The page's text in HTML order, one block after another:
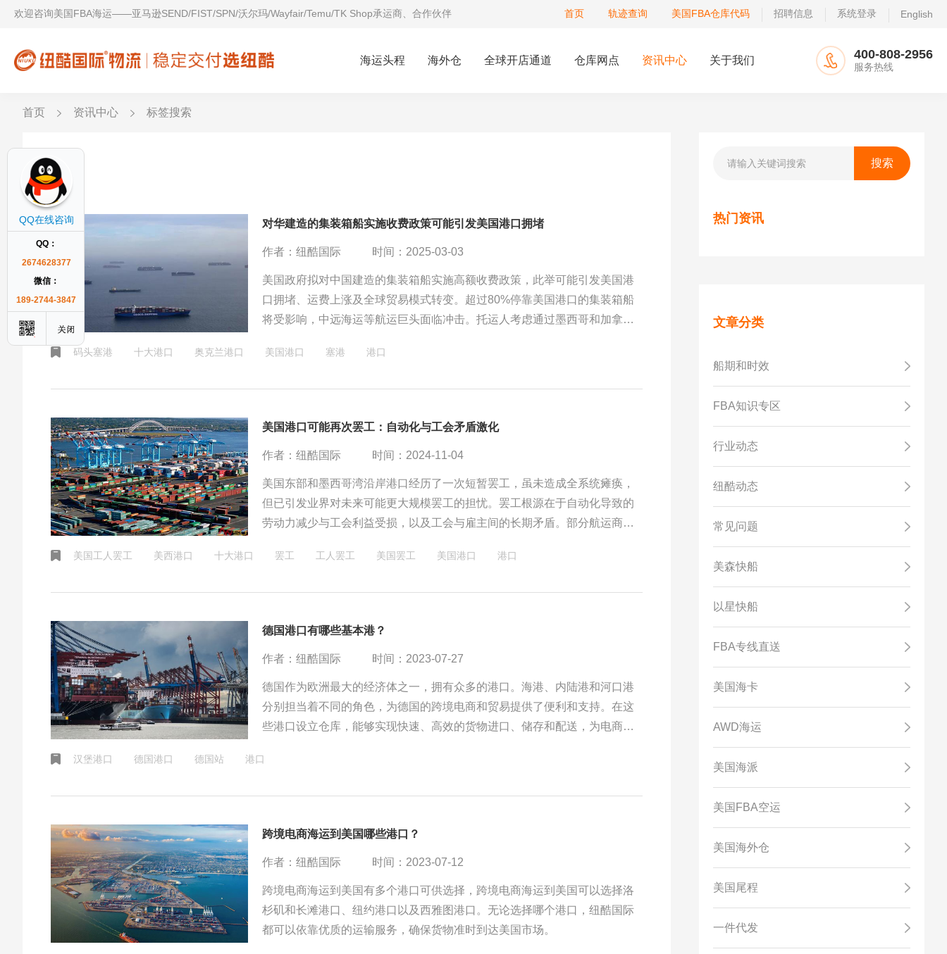
欢迎咨询美国FBA海运——亚马逊SEND/FIST/SPN/沃尔玛/Wayfair/Temu/TK Shop承运商、合作伙伴 首页 轨迹查询 美国FBA仓库代码 招聘信息 系统登录 English
海运头程 海外仓 全球开店通道 仓库网点 资讯中心 关于我们 400-808-2956
服务热线
首页 资讯中心 标签搜索
港口
对华建造的集装箱船实施收费政策可能引发美国港口拥堵
作者：纽酷国际 时间：2025-03-03
美国政府拟对中国建造的集装箱船实施高额收费政策，此举可能引发美国港
口拥堵、运费上涨及全球贸易模式转变。超过80%停靠美国港口的集装箱船
将受影响，中远海运等航运巨头面临冲击。托运人考虑通过墨西哥和加拿大
码头塞港 十大港口 奥克兰港口 美国港口 塞港 港口
美国港口可能再次罢工：自动化与工会矛盾激化
作者：纽酷国际 时间：2024-11-04
美国东部和墨西哥湾沿岸港口经历了一次短暂罢工，虽未造成全系统瘫痪，
但已引发业界对未来可能更大规模罢工的担忧。罢工根源在于自动化导致的
劳动力减少与工会利益受损，以及工会与雇主间的长期矛盾。部分航运商和
运输、加快装运速度等应对措施以降低风险。然而，自动化挑战下的美国港
美国工人罢工 美西港口 十大港口 罢工 工人罢工 美国罢工 美国港口 港口
德国港口有哪些基本港？
作者：纽酷国际 时间：2023-07-27
德国作为欧洲最大的经济体之一，拥有众多的港口。海港、内陆港和河口港
分别担当着不同的角色，为德国的跨境电商和贸易提供了便利和支持。在这
些港口设立仓库，能够实现快速、高效的货物进口、储存和配送，为电商平
汉堡港口 德国港口 德国站 港口
跨境电商海运到美国哪些港口？
作者：纽酷国际 时间：2023-07-12
跨境电商海运到美国有多个港口可供选择，跨境电商海运到美国可以选择洛
杉矶和长滩港口、纽约港口以及西雅图港口。无论选择哪个港口，纽酷国际
都可以依靠优质的运输服务，确保货物准时到达美国市场。
热门资讯
文章分类
船期和时效
FBA知识专区
行业动态
纽酷动态
常见问题
美森快船
以星快船
FBA专线直送
美国海卡
AWD海运
美国海派
美国FBA空运
美国海外仓
美国尾程
一件代发
QQ在线咨询
QQ：
2674628377
微信：
189-2744-3847